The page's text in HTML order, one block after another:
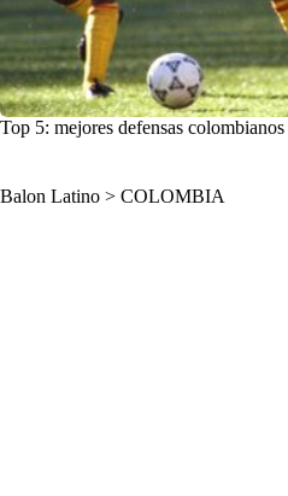
Top 5: mejores defensas
Balon Latino > COLOMBIA